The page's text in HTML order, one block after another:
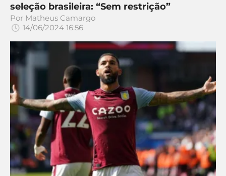
seleção brasileira: “Sem restrição”
Por Matheus Camargo
14/06/2024 16:56